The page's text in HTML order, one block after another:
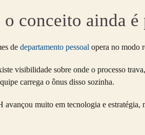
o conceito ainda
de departamento pessoal opera no modo
visibilidade sobre onde o processo
carrega o ônus disso sozinha.
avançou muito em tecnologia e estratégia,